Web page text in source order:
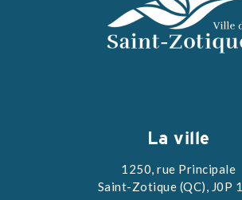
La ville
1250, rue Principale
Saint-Zotique (QC), J0P